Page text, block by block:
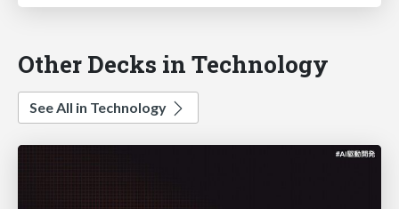
Other Decks in Technology
See All in Technology